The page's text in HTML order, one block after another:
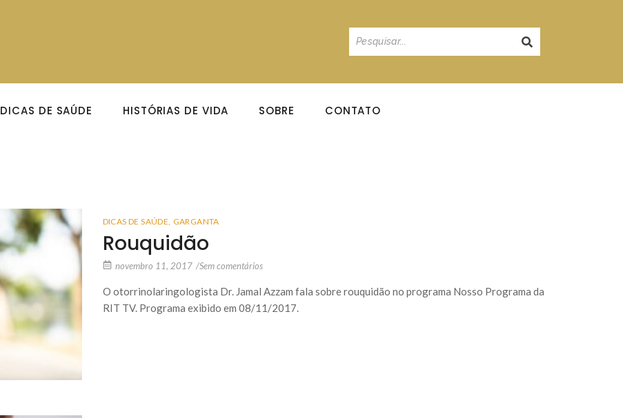
DICAS DE SAÚDE HISTÓRIAS DE VIDA SOBRE CONTATO
DICAS DE SAÚDE, GARGANTA
Rouquidão
novembro 11, 2017 /Sem comentários
O otorrinolaringologista Dr. Jamal Azzam fala sobre rouquidão no programa Nosso Programa da
RIT TV. Programa exibido em 08/11/2017.